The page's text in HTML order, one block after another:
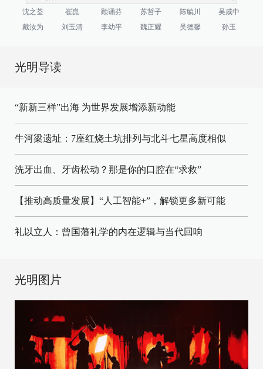
沈之荃 崔崑 顾诵芬 苏哲子 陈毓川
吴咸中
戴汝为
刘玉清 李幼平 魏正耀 吴德馨 孙玉
光明导读
“新新三样”出海 为世界发展增添新动能
牛河梁遗址：7座红烧土坑排列与北斗七星高度相似
洗牙出血、牙齿松动？那是你的口腔在“求救”
【推动高质量发展】“人工智能+”，解锁更多新可能
礼以立人：曾国藩礼学的内在逻辑与当代回响
光明图片